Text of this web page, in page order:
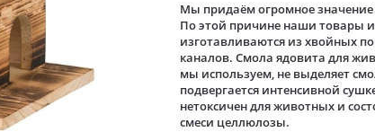
Мы придаём огромное
По этой причине наши товары
изготавливаются из хвойных
каналов. Смола ядовита для
мы используем, не выделяет
подвергается интенсивной
нетоксичен для животных и
смеси целлюлозы.